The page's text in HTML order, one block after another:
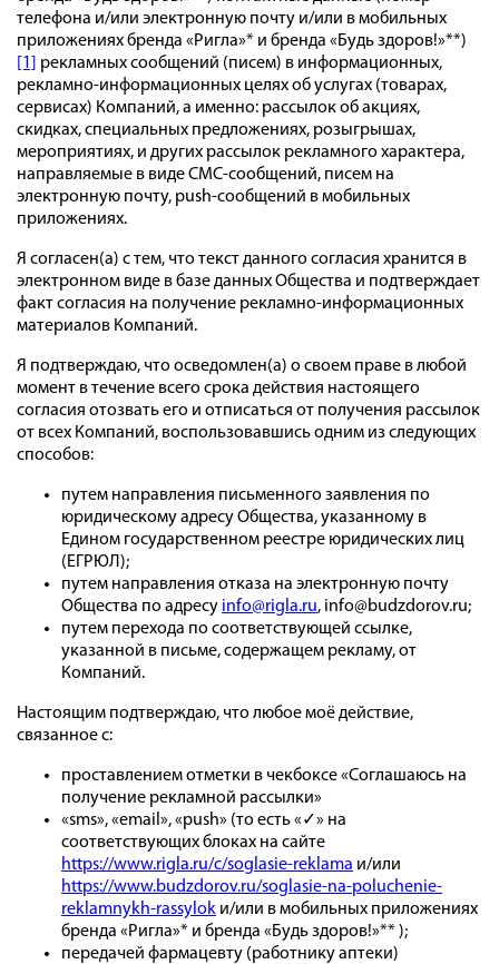
телефона и/или электронную почту и/или в мобильных
приложениях бренда «Ригла»* и бренда «Будь здоров!»**)
[1]
рекламных сообщений (писем) в информационных,
рекламно-информационных целях об услугах (товарах,
сервисах) Компаний, а именно: рассылок об акциях,
скидках, специальных предложениях, розыгрышах,
мероприятиях, и других рассылок рекламного характера,
направляемые в виде СМС-сообщений, писем на
электронную почту, push-сообщений в мобильных
приложениях.
Я согласен(а) с тем, что текст данного согласия хранится в
электронном виде в базе данных Общества и подтверждает
факт согласия на получение рекламно-информационных
материалов Компаний.
Я подтверждаю, что осведомлен(а) о своем праве в любой
момент в течение всего срока действия настоящего
согласия отозвать его и отписаться от получения рассылок
от всех Компаний, воспользовавшись одним из следующих
способов:
путем направления письменного заявления по
юридическому адресу Общества, указанному в
Едином государственном реестре юридических лиц
(ЕГРЮЛ);
путем направления отказа на электронную почту
Общества по адресу info@rigla.ru, info@budzdorov.ru;
путем перехода по соответствующей ссылке,
указанной в письме, содержащем рекламу, от
Компаний.
Настоящим подтверждаю, что любое моё действие,
связанное с:
проставлением отметки в чекбоксе «Соглашаюсь на
получение рекламной рассылки»
«sms», «email», «push» (то есть «✓» на
соответствующих блоках на сайте
https://www.rigla.ru/c/soglasie-reklama и/или
https://www.budzdorov.ru/soglasie-na-poluchenie-
reklamnykh-rassylok и/или в мобильных приложениях
бренда «Ригла»* и бренда «Будь здоров!»** );
передачей фармацевту (работнику аптеки)